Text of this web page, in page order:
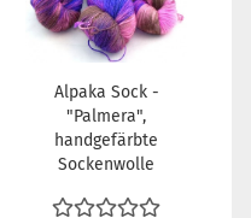
Alpaka Sock -
"Palmera",
handgefärbte
Sockenwolle